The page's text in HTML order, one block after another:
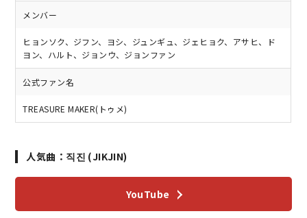
メンバー
ヒョンソク、ジフン、ヨシ、ジュンギュ、ジェヒョク、アサヒ、ド
ヨン、ハルト、ジョンウ、ジョンファン
公式ファン名
TREASURE MAKER(トゥメ)
人気曲：직진 (JIKJIN)
YouTube